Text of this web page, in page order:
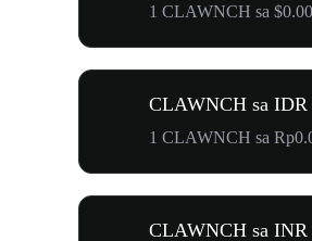
1 CLAWNCH sa
CLAWNCH sa IDR
1 CLAWNCH sa
CLAWNCH sa INR